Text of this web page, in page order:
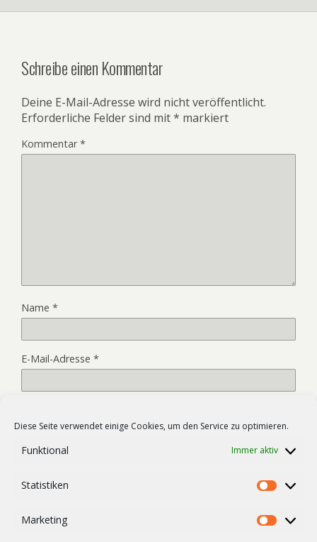
Diese Seite verwendet einige Cookies, um den Service zu optimieren.
Funktional Immer aktiv
Statistiken
Marketing
Schreibe einen Kommentar
Deine E-Mail-Adresse wird nicht veröffentlicht.
Erforderliche Felder sind mit* markiert
Kommentar*
Name *
E-Mail-Adresse *
meinen nächsten Kommentar speichern.